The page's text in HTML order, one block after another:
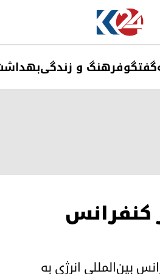
گفتگوفرهنگ و زندگی
کنفرانس
بین‌المللی انرژی به